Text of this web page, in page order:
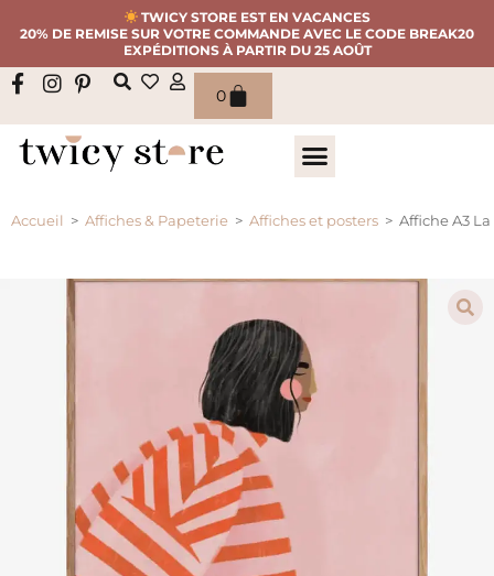
TWICY STORE EST EN VACANCES
20% DE REMISE SUR VOTRE COMMANDE AVEC LE CODE BREAK20
EXPÉDITIONS À PARTIR DU 25 AOÛT
0
Accueil > Affiches & Papeterie > Affiches et posters > Affiche A3